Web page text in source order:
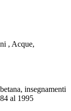
, Acque,
insegnamenti
al 1995